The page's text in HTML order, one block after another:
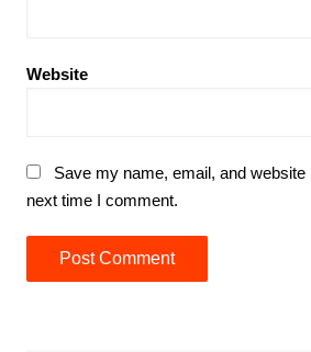
Website
Save my name, email, and
next time I comment.